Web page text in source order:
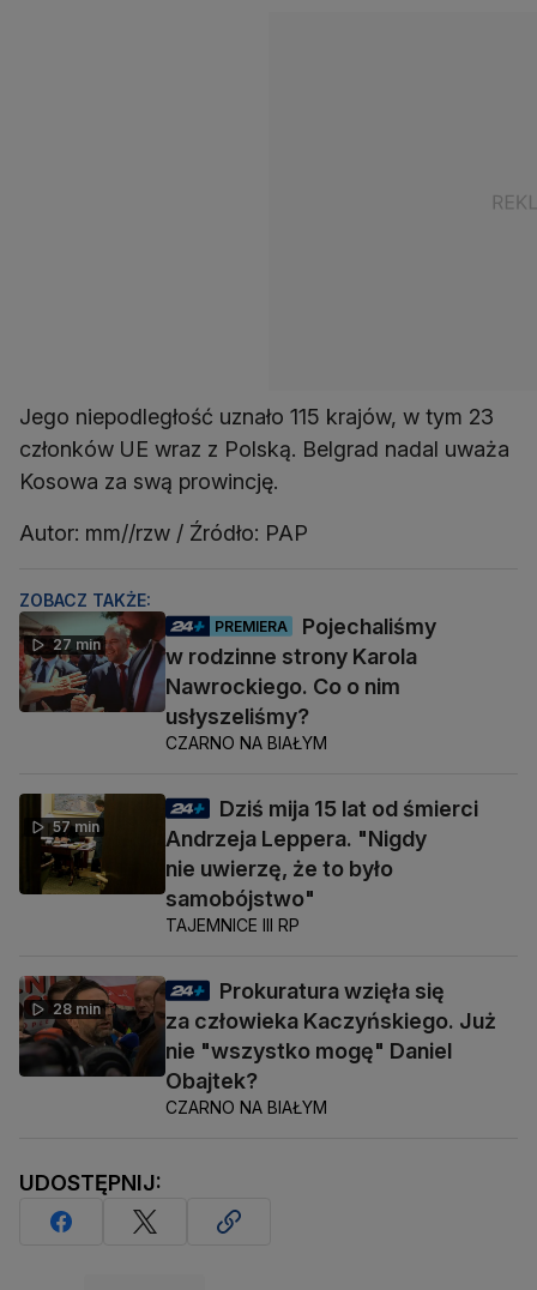
Jego niepodległość uznało 115 krajów, w tym 23
członków UE wraz z Polską. Belgrad nadal uważa
Kosowa za swą prowincję.
Autor: mm//rzw / Źródło: PAP
ZOBACZ TAKŻE:
27 min
PREMIERA
Pojechaliśmy
w rodzinne strony Karola
Nawrockiego. Co o nim
usłyszeliśmy?
CZARNO NA BIAŁYM
57 min
Dziś mija 15 lat od śmierci
Andrzeja Leppera. "Nigdy
nie uwierzę, że to było
samobójstwo"
TAJEMNICE III RP
28 min
Prokuratura wzięła się
za człowieka Kaczyńskiego. Już
nie "wszystko mogę" Daniel
Obajtek?
CZARNO NA BIAŁYM
UDOSTĘPNIJ: